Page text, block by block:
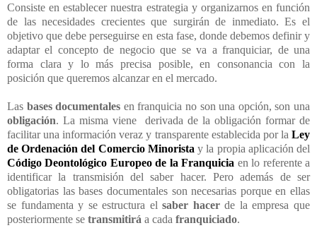
Consiste en establecer nuestra estrategia y organizarnos en función
de las necesidades crecientes que surgirán de inmediato. Es el
objetivo que debe perseguirse en esta fase, donde debemos definir y
adaptar el concepto de negocio que se va a franquiciar, de una
forma clara y lo más precisa posible, en consonancia con la
posición que queremos alcanzar en el mercado.
Las bases documentales en franquicia no son una opción, son una
obligación. La misma viene derivada de la obligación formar de
facilitar una información veraz y transparente establecida por la Ley
de Ordenación del Comercio Minorista y la propia aplicación del
Código Deontológico Europeo de la Franquicia en lo referente a
identificar la transmisión del saber hacer. Pero además de ser
obligatorias las bases documentales son necesarias porque en ellas
se fundamenta y se estructura elsaber hacerde la empresa que
posteriormente se transmitirá a cada franquiciado.